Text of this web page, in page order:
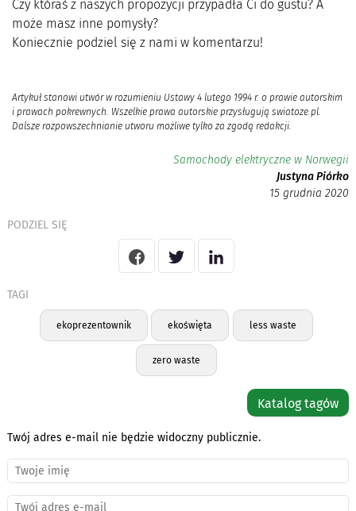
Czy któraś z naszych propozycji przypadła Ci do gustu? A
może masz inne pomysły?
Koniecznie podziel się z nami w komentarzu!
Artykuł stanowi utwór w rozumieniu Ustawy 4 lutego 1994 r. o prawie autorskim
i prawach pokrewnych. Wszelkie prawa autorskie przysługują swiatoze.pl.
Dalsze rozpowszechnianie utworu możliwe tylko za zgodą redakcji.
Samochody elektryczne w Norwegii
Justyna Piórko
15 grudnia 2020
PODZIEL SIĘ
TAGI
ekoprezentownik ekoświęta less waste
zero waste
Katalog tagów
Twój adres e-mail nie będzie widoczny publicznie.